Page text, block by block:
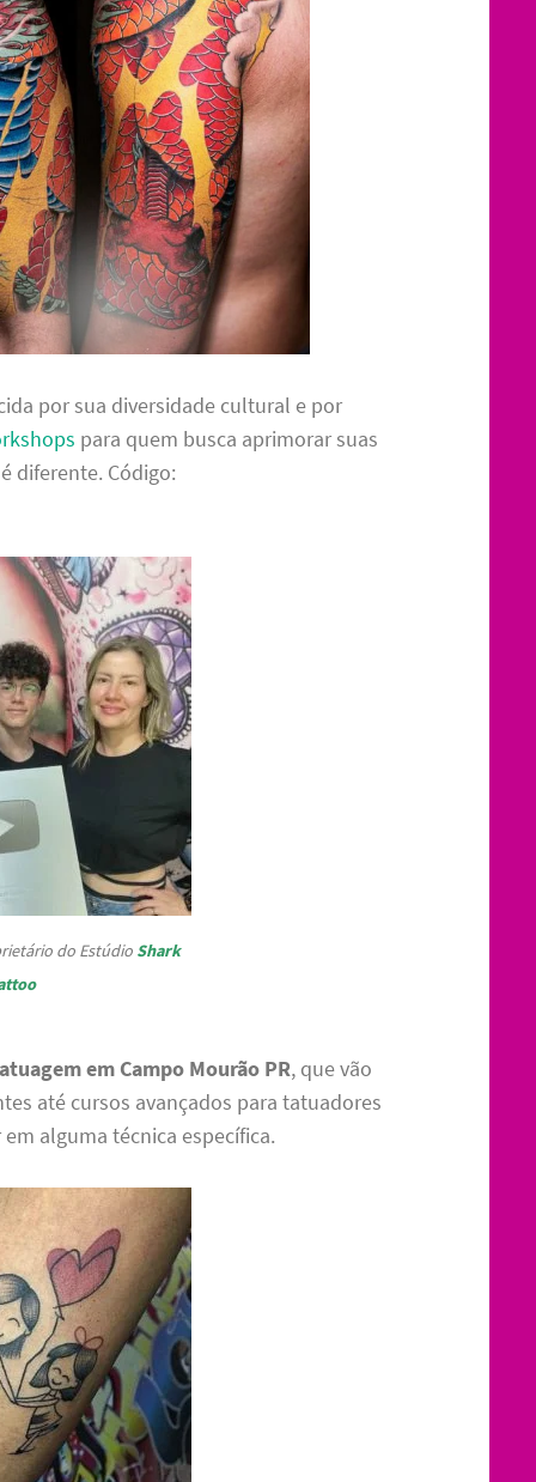
por sua diversidade cultural e por
para quem busca aprimorar suas
diferente. Código:
do Estúdio Shark
em Campo Mourão PR, que vão
até cursos avançados para tatuadores
alguma técnica específica.